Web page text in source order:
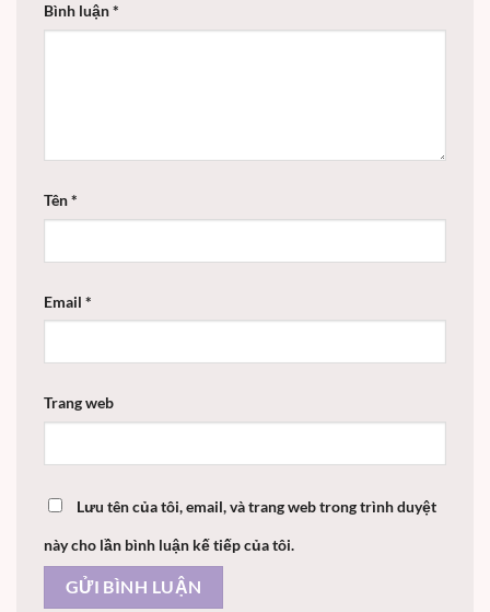
Bình luận*
Tên*
Email *
Trang web
Lưu tên của tôi, email, và trang web trong trình duyệt
này cho lần bình luận kế tiếp của tôi.